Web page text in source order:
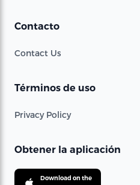
Contacto
Contact Us
Términos de uso
Privacy Policy
Obtener la aplicación
Download on the